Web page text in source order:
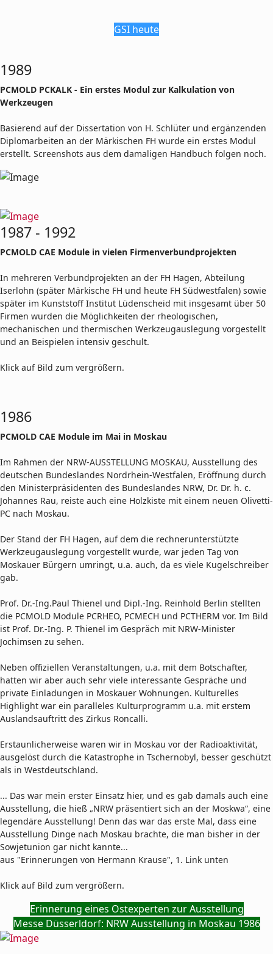
GSI heute
1989
PCMOLD PCKALK - Ein erstes Modul zur Kalkulation von
Werkzeugen
Basierend auf der Dissertation von H. Schlüter und ergänzenden
Diplomarbeiten an der Märkischen FH wurde ein erstes Modul
erstellt. Screenshots aus dem damaligen Handbuch folgen noch.
1987 - 1992
PCMOLD CAE Module in vielen Firmenverbundprojekten
In mehreren Verbundprojekten an der FH Hagen, Abteilung
Iserlohn (später Märkische FH und heute FH Südwestfalen) sowie
später im Kunststoff Institut Lüdenscheid mit insgesamt über 50
Firmen wurden die Möglichkeiten der rheologischen,
mechanischen und thermischen Werkzeugauslegung vorgestellt
und an Beispielen intensiv geschult.
Klick auf Bild zum vergrößern.
1986
PCMOLD CAE Module im Mai in Moskau
Im Rahmen der NRW-AUSSTELLUNG MOSKAU, Ausstellung des
deutschen Bundeslandes Nordrhein-Westfalen, Eröffnung durch
den Ministerpräsidenten des Bundeslandes NRW, Dr. Dr. h. c.
Johannes Rau, reiste auch eine Holzkiste mit einem neuen Olivetti-
PC nach Moskau.
Der Stand der FH Hagen, auf dem die rechnerunterstützte
Werkzeugauslegung vorgestellt wurde, war jeden Tag von
Moskauer Bürgern umringt, u.a. auch, da es viele Kugelschreiber
gab.
Prof. Dr.-Ing.Paul Thienel und Dipl.-Ing. Reinhold Berlin stellten
die PCMOLD Module PCRHEO, PCMECH und PCTHERM vor. Im Bild
ist Prof. Dr.-Ing. P. Thienel im Gespräch mit NRW-Minister
Jochimsen zu sehen.
Neben offiziellen Veranstaltungen, u.a. mit dem Botschafter,
hatten wir aber auch sehr viele interessante Gespräche und
private Einladungen in Moskauer Wohnungen. Kulturelles
Highlight war ein paralleles Kulturprogramm u.a. mit erstem
Auslandsauftritt des Zirkus Roncalli.
Erstaunlicherweise waren wir in Moskau vor der Radioaktivität,
ausgelöst durch die Katastrophe in Tschernobyl, besser geschützt
als in Westdeutschland.
... Das war mein erster Einsatz hier, und es gab damals auch eine
Ausstellung, die hieß „NRW präsentiert sich an der Moskwa“, eine
legendäre Ausstellung! Denn das war das erste Mal, dass eine
Ausstellung Dinge nach Moskau brachte, die man bisher in der
Sowjetunion gar nicht kannte...
aus "Erinnerungen von Hermann Krause", 1. Link unten
Klick auf Bild zum vergrößern.
Erinnerung eines Ostexperten zur Ausstellung
Messe Düsserldorf: NRW Ausstellung in Moskau 1986